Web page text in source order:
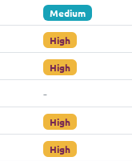
Medium
High
High
-
High
High